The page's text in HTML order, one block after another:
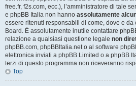
free.fr, f2s.com, ecc.), l’amministratore di tale
e phpBB Italia non hanno assolutamente
essere ritenuti responsabili di come, dove e
Board. È assolutamente inutile contattare
relazione a qualsiasi questione legale non
phpBB.com, phpBBItalia.net o al software
elettronica inviati a phpBB Limited o a phpBB
terzi di questo programma non riceveranno
Top